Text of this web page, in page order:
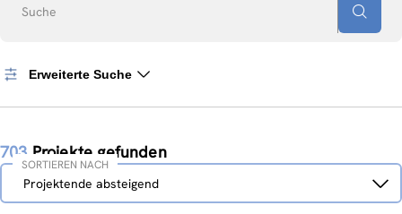
Suche
Erweiterte Suche
703 Projekte gefunden
Sortieren
nachProjektende absteigend
SORTIEREN NACH